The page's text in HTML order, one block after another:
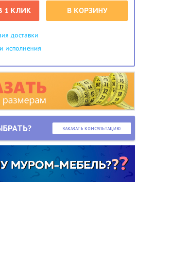
1 КЛИК В КОРЗИНУ
доставки
исполнения
ЗАКАЗАТЬ КОНСУЛЬТАЦИЮ